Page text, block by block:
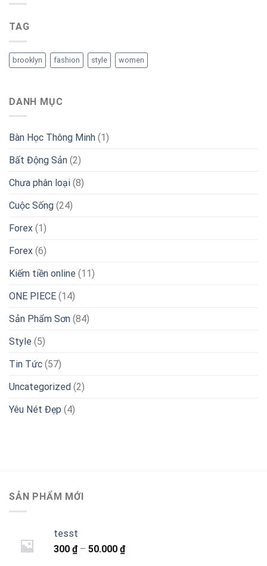
TAG
brooklyn fashion style women
DANH MỤC
Bàn Học Thông Minh (1)
Bất Động Sản (2)
Chưa phân loại (8)
Cuộc Sống (24)
Forex (1)
Forex (6)
Kiếm tiền online (11)
ONE PIECE (14)
Sản Phẩm Sơn (84)
Style (5)
Tin Tức (57)
Uncategorized (2)
Yêu Nét Đẹp (4)
SẢN PHẨM MỚI
tesst
300 ₫ – 50.000 ₫Khoảng